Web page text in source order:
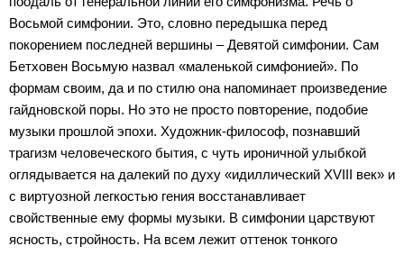
Восьмой симфонии. Это, словно передышка перед
покорением последней вершины – Девятой симфонии. Сам
Бетховен Восьмую назвал «маленькой симфонией». По
формам своим, да и по стилю она напоминает произведение
гайдновской поры. Но это не просто повторение, подобие
музыки прошлой эпохи. Художник-философ, познавший
трагизм человеческого бытия, с чуть ироничной улыбкой
оглядывается на далекий по духу «идиллический XVIII век» и
с виртуозной легкостью гения восстанавливает
свойственные ему формы музыки. В симфонии царствуют
ясность, стройность. На всем лежит оттенок тонкого